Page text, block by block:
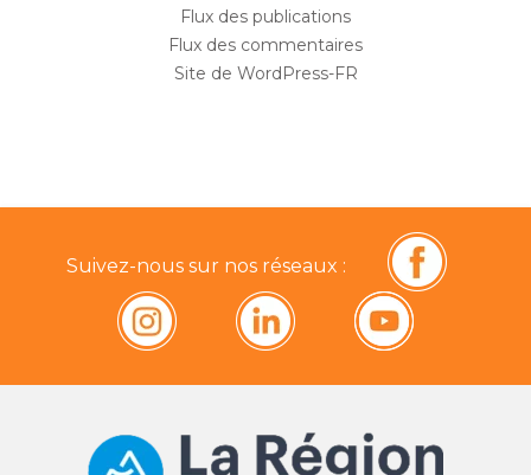
Flux des publications
Flux des commentaires
Site de WordPress-FR
Suivez-nous sur nos réseaux :